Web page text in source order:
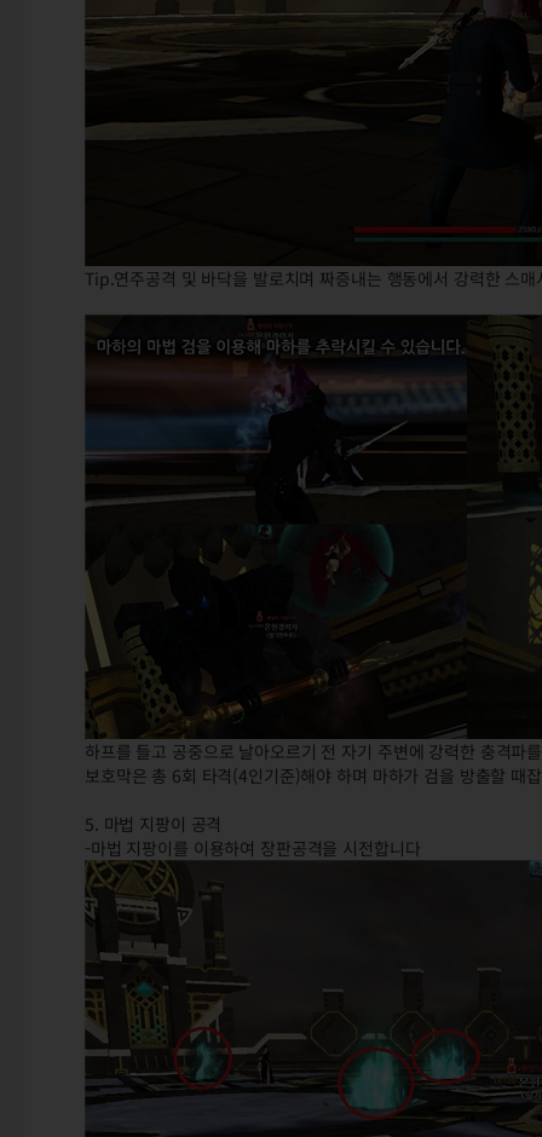
Tip.연주공격 및 바닥을 발로치며 짜증내는 행동에서 강력한 스
하프를 들고 공중으로 날아오르기 전 자기 주변에 강력한 충격파
보호막은 총 6회 타격(4인기준)해야 하며 마하가 검을 방출할 때
5. 마법 지팡이 공격
-마법 지팡이를 이용하여 장판공격을 시전합니다